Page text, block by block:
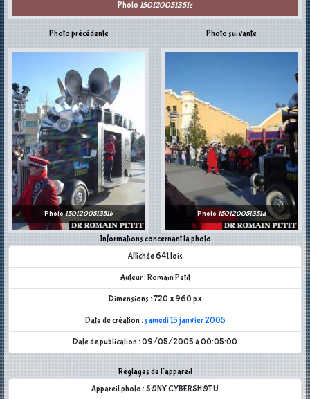
Photo 150120051351c
Photo précédente
Photo150120051351b
Informations concernant la photo
Affichée 641 fois
Auteur : Romain Petit
Dimensions : 720 x 960 px
Date de création : samedi 15 janvier 2005
Date de publication : 09/05/2005 à 00:05:00
Réglages de l'appareil
Appareil photo : SONY CYBERSHOT U
Photo suivante
Photo 150120051351d